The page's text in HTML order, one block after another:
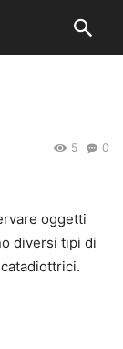
0
5
oggetti
diversi tipi di